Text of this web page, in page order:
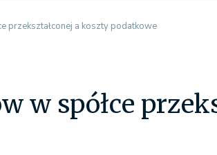
przekształconej a koszty podatkowe
w spółce